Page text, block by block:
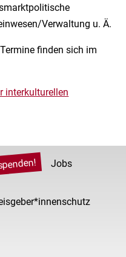
Verwaltung u. Ä.
finden sich im
interkulturellen
Jobs